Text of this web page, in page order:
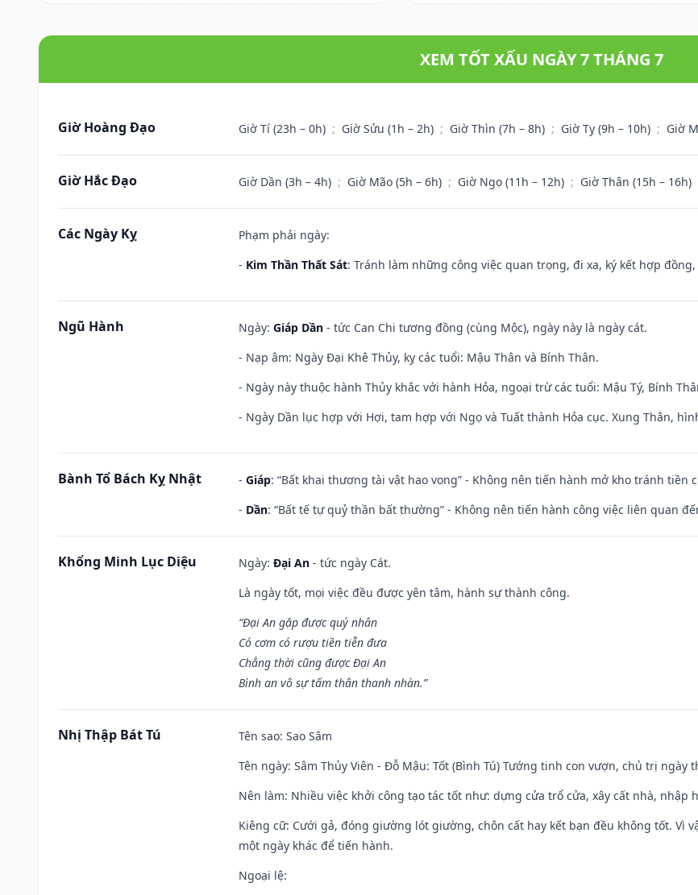
XEM TỐT XẤU NGÀY 7 THÁNG 7
Giờ Hoàng Đạo Giờ Tí (23h – 0h) ; Giờ Sửu (1h – 2h) ; Giờ Thìn (7h – 8h) ; Giờ Tỵ (9h – 10h) ; Giờ
Giờ Hắc Đạo Giờ Dần (3h – 4h) ; Giờ Mão (5h – 6h) ; Giờ Ngọ (11h – 12h) ; Giờ Thân (15h – 16h)
Các Ngày Kỵ
Phạm phải ngày:
- Kim Thần Thất Sát: Tránh làm những công việc quan trọng, đi xa, ký kết hợp
Ngũ Hành Ngày: Giáp Dần - tức Can Chi tương đồng (cùng Mộc), ngày này là ngày cát.
- Nạp âm: Ngày Đại Khê Thủy, kỵ các tuổi: Mậu Thân và Bính Thân.
- Ngày này thuộc hành Thủy khắc với hành Hỏa, ngoại trừ các tuổi: Mậu Tý, Bính
- Ngày Dần lục hợp với Hợi, tam hợp với Ngọ và Tuất thành Hỏa cục. Xung Thân,
Bành Tổ Bách Kỵ Nhật - Giáp: “Bất khai thương tài vật hao vong” - Không nên tiến hành mở kho tránh tiền
- Dần: “Bất tế tự quỷ thần bất thường” - Không nên tiến hành công việc liên quan
Khổng Minh Lục Diệu Ngày: Đại An - tức ngày Cát.
Là ngày tốt, mọi việc đều được yên tâm, hành sự thành công.
“Đại An gặp được quý nhân
Có cơm có rượu tiền tiễn đưa
Chẳng thời cũng được Đại An
Bình an vô sự tấm thân thanh nhàn.”
Nhị Thập Bát Tú Tên sao: Sao Sâm
Tên ngày: Sâm Thủy Viên - Đỗ Mậu: Tốt (Bình Tú) Tướng tinh con vượn, chủ trị ngày
Nên làm: Nhiều việc khởi công tạo tác tốt như: dựng cửa trổ cửa, xây cất nhà,
Kiêng cữ: Cưới gả, đóng giường lót giường, chôn cất hay kết bạn đều không tốt. Vì
một ngày khác để tiến hành.
Ngoại lệ: